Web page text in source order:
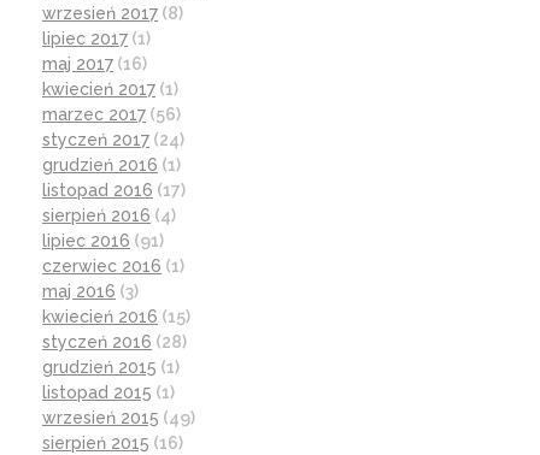
wrzesień 2017 (8)
lipiec 2017 (1)
maj 2017 (16)
kwiecień 2017 (1)
marzec 2017 (56)
styczeń 2017 (24)
grudzień 2016 (1)
listopad 2016 (17)
sierpień 2016 (4)
lipiec 2016 (91)
czerwiec 2016 (1)
maj 2016 (3)
kwiecień 2016 (15)
styczeń 2016 (28)
grudzień 2015 (1)
listopad 2015 (1)
wrzesień 2015 (49)
sierpień 2015 (16)